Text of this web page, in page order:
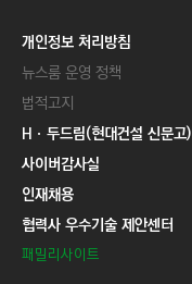
개인정보 처리방침
뉴스룸 운영 정책
법적고지
Hㆍ두드림(현대건설 신문고)
사이버감사실
인재채용
협력사 우수기술 제안센터
패밀리사이트